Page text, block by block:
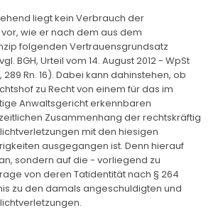
liegt kein Verbrauch der
wie er nach dem aus dem
folgenden Vertrauensgrundsatz
BGH, Urteil vom 14. August 2012 - WpSt
289 Rn. 16). Dabei kann dahinstehen, ob
zu Recht von einem für das im
Anwaltsgericht erkennbaren
Zusammenhang der rechtskräftig
mit den hiesigen
ausgegangen ist. Denn hierauf
sondern auf die - vorliegend zu
von deren Tatidentität nach § 264
zu den damals angeschuldigten und